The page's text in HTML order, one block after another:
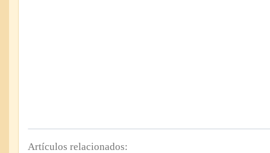
Artículos relacionados: